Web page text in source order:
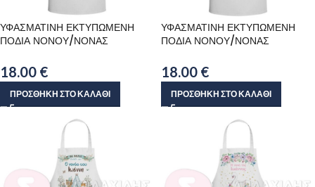
ΥΦΑΣΜΑΤΙΝΗ ΕΚΤΥΠΩΜΕΝΗ
ΠΟΔΙΑ ΝΟΝΟΥ/ΝΟΝΑΣ
18.00 €
ΠΡΟΣΘΉΚΗ ΣΤΟ ΚΑΛΆΘΙ
ΥΦΑΣΜΑΤΙΝΗ ΕΚΤΥΠΩΜΕΝΗ
ΠΟΔΙΑ ΝΟΝΟΥ/ΝΟΝΑΣ
18.00 €
ΠΡΟΣΘΉΚΗ ΣΤΟ ΚΑΛΆΘΙ